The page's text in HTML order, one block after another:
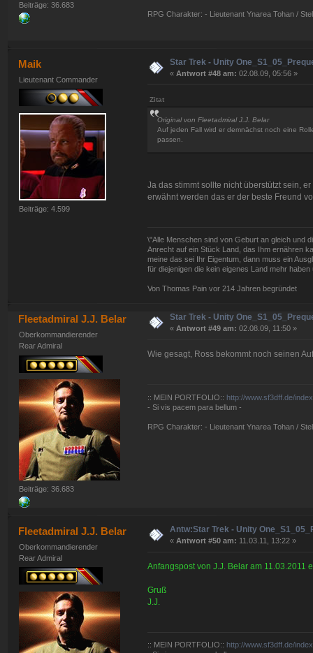
Beiträge: 36.683
RPG Charakter: - Lieutenant Ynarea Tohan /
Maik
Lieutenant Commander
Beiträge: 4.599
Star Trek - Unity
« Antwort #48 am: 02.08.09, 05:56 »
Zitat
Original von Fleetadmiral J.J. Belar
Auf jeden Fall wird er demnächst noch eine
passen.
Ja das stimmt sollte nicht überstützt sein,
erwähnt werden das er der beste Freund
\"Alle Menschen sind von Geburt an gleich und
Anrecht auf ein Stück Land, das Ihm ernähren
meine das sei Ihr Eigentum, dann muss ein
für diejenigen die kein eigenes Land mehr
Von Thomas Pain vor 214 Jahren begründet
Fleetadmiral J.J. Belar
Oberkommandierender
Rear Admiral
Beiträge: 36.683
Star Trek - Unity
« Antwort #49 am: 02.08.09, 11:50 »
Wie gesagt, Ross bekommt noch seinen
:: MEIN PORTFOLIO:: http://www.sf3dff.de/
- Si vis pacem para bellum -
RPG Charakter: - Lieutenant Ynarea Tohan /
Fleetadmiral J.J. Belar
Oberkommandierender
Rear Admiral
Antw:Star Trek - Unity
« Antwort #50 am: 11.03.11, 13:22 »
Anfangspost von J.J. Belar am 11.03.2011
Gruß
J.J.
:: MEIN PORTFOLIO:: http://www.sf3dff.de/